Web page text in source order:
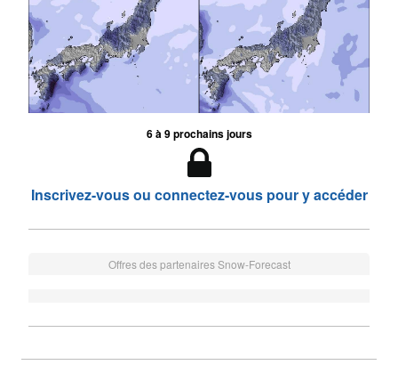
6 à 9 prochains jours
Inscrivez-vous ou connectez-vous pour y accéder
Offres des partenaires Snow-Forecast